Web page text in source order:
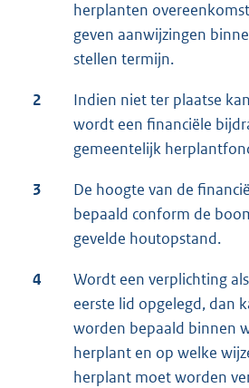
herplanten
geven aanwijzingen
stellen termijn.
2
Indien niet ter plaatse
wordt een financiële
gemeentelijk
3
De hoogte van de
bepaald conform de
gevelde houtopstand.
4
Wordt een verplichting
eerste lid opgelegd, dan
worden bepaald binnen
herplant en op welke
herplant moet worden